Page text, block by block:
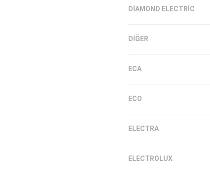
DIAMOND ELECTRIC
DIĞER
ECA
ECO
ELECTRA
ELECTROLUX